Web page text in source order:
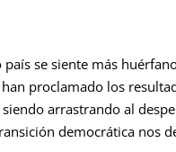
se siente más
proclamado los
arrastrando al
democrática nos